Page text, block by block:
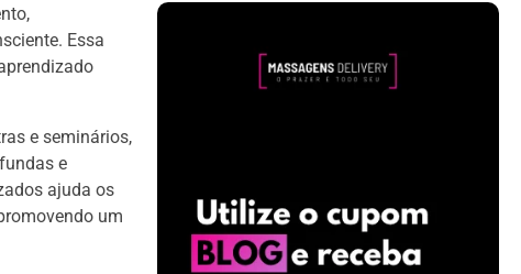
Essa
e seminários,
e
ajuda os
um